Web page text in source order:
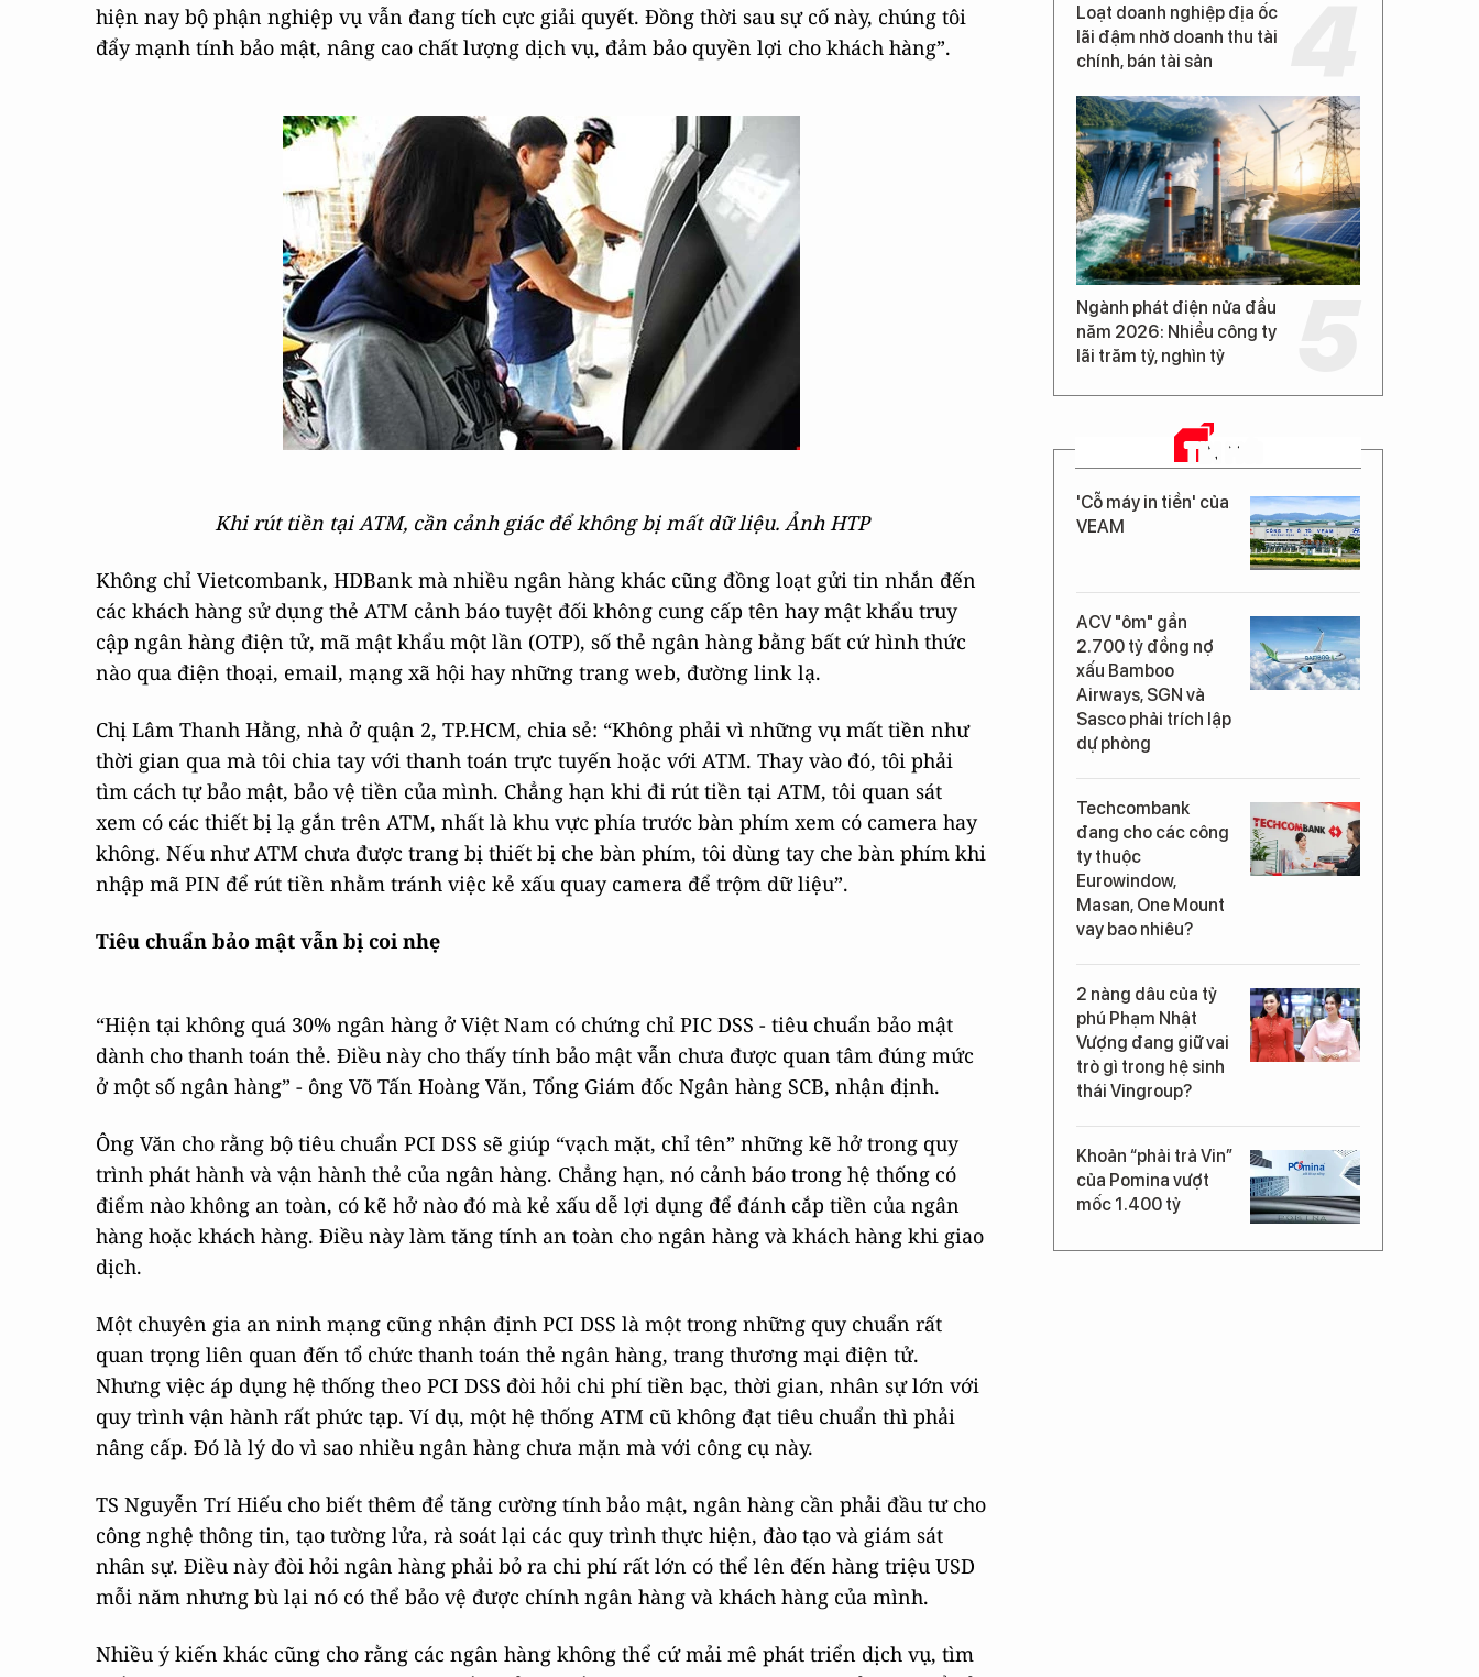
hiện nay bộ phận nghiệp vụ vẫn đang tích cực giải quyết. Đồng thời sau sự cố này, chúng tôi
đẩy mạnh tính bảo mật, nâng cao chất lượng dịch vụ, đảm bảo quyền lợi cho khách hàng”.
Khi rút tiền tại ATM, cần cảnh giác để không bị mất dữ liệu. Ảnh HTP
Không chỉ Vietcombank, HDBank mà nhiều ngân hàng khác cũng đồng loạt gửi tin nhắn đến
các khách hàng sử dụng thẻ ATM cảnh báo tuyệt đối không cung cấp tên hay mật khẩu truy
cập ngân hàng điện tử, mã mật khẩu một lần (OTP), số thẻ ngân hàng bằng bất cứ hình thức
nào qua điện thoại, email, mạng xã hội hay những trang web, đường link lạ.
Chị Lâm Thanh Hằng, nhà ở quận 2, TP.HCM, chia sẻ: “Không phải vì những vụ mất tiền như
thời gian qua mà tôi chia tay với thanh toán trực tuyến hoặc với ATM. Thay vào đó, tôi phải
tìm cách tự bảo mật, bảo vệ tiền của mình. Chẳng hạn khi đi rút tiền tại ATM, tôi quan sát
xem có các thiết bị lạ gắn trên ATM, nhất là khu vực phía trước bàn phím xem có camera hay
không. Nếu như ATM chưa được trang bị thiết bị che bàn phím, tôi dùng tay che bàn phím khi
nhập mã PIN để rút tiền nhằm tránh việc kẻ xấu quay camera để trộm dữ liệu”.
Tiêu chuẩn bảo mật vẫn bị coi nhẹ
“Hiện tại không quá 30% ngân hàng ở Việt Nam có chứng chỉ PIC DSS - tiêu chuẩn bảo mật
dành cho thanh toán thẻ. Điều này cho thấy tính bảo mật vẫn chưa được quan tâm đúng mức
ở một số ngân hàng” - ông Võ Tấn Hoàng Văn, Tổng Giám đốc Ngân hàng SCB, nhận định.
Ông Văn cho rằng bộ tiêu chuẩn PCI DSS sẽ giúp “vạch mặt, chỉ tên” những kẽ hở trong quy
trình phát hành và vận hành thẻ của ngân hàng. Chẳng hạn, nó cảnh báo trong hệ thống có
điểm nào không an toàn, có kẽ hở nào đó mà kẻ xấu dễ lợi dụng để đánh cắp tiền của ngân
hàng hoặc khách hàng. Điều này làm tăng tính an toàn cho ngân hàng và khách hàng khi giao
dịch.
Một chuyên gia an ninh mạng cũng nhận định PCI DSS là một trong những quy chuẩn rất
quan trọng liên quan đến tổ chức thanh toán thẻ ngân hàng, trang thương mại điện tử.
Nhưng việc áp dụng hệ thống theo PCI DSS đòi hỏi chi phí tiền bạc, thời gian, nhân sự lớn với
quy trình vận hành rất phức tạp. Ví dụ, một hệ thống ATM cũ không đạt tiêu chuẩn thì phải
nâng cấp. Đó là lý do vì sao nhiều ngân hàng chưa mặn mà với công cụ này.
TS Nguyễn Trí Hiếu cho biết thêm để tăng cường tính bảo mật, ngân hàng cần phải đầu tư cho
công nghệ thông tin, tạo tường lửa, rà soát lại các quy trình thực hiện, đào tạo và giám sát
nhân sự. Điều này đòi hỏi ngân hàng phải bỏ ra chi phí rất lớn có thể lên đến hàng triệu USD
mỗi năm nhưng bù lại nó có thể bảo vệ được chính ngân hàng và khách hàng của mình.
Nhiều ý kiến khác cũng cho rằng các ngân hàng không thể cứ mải mê phát triển dịch vụ, tìm
Loạt doanh nghiệp địa ốc
lãi đậm nhờ doanh thu tài
chính, bán tài sản
Ngành phát điện nửa đầu
năm 2026: Nhiều công ty
lãi trăm tỷ, nghìn tỷ
TIN MỚI
'Cỗ máy in tiền' của
VEAM
ACV "ôm" gần
2.700 tỷ đồng nợ
xấu Bamboo
Airways, SGN và
Sasco phải trích lập
dự phòng
Techcombank
đang cho các công
ty thuộc
Eurowindow,
Masan, One Mount
vay bao nhiêu?
2 nàng dâu của tỷ
phú Phạm Nhật
Vượng đang giữ vai
trò gì trong hệ sinh
thái Vingroup?
Khoản “phải trả Vin”
của Pomina vượt
mốc 1.400 tỷ